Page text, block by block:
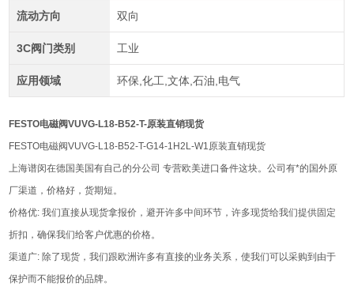
流动方向 双向
3C阀门类别 工业
应用领域 环保,化工,文体,石油,电气
FESTO电磁阀VUVG-L18-B52-T-原装直销现货
FESTO电磁阀VUVG-L18-B52-T-G14-1H2L-W1原装直销现货
上海谱闵在德国美国有自己的分公司 专营欧美进口备件这块。公司有*的国外原
厂渠道，价格好，货期短。
价格优: 我们直接从现货拿报价，避开许多中间环节，许多现货给我们提供固定
折扣，确保我们给客户优惠的价格。
渠道广: 除了现货，我们跟欧洲许多有直接的业务关系，使我们可以采购到由于
保护而不能报价的品牌。